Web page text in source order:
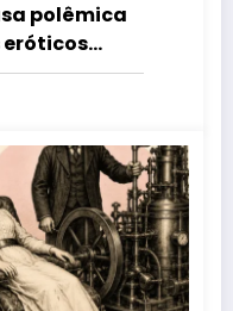
polêmica
eróticos
sexual